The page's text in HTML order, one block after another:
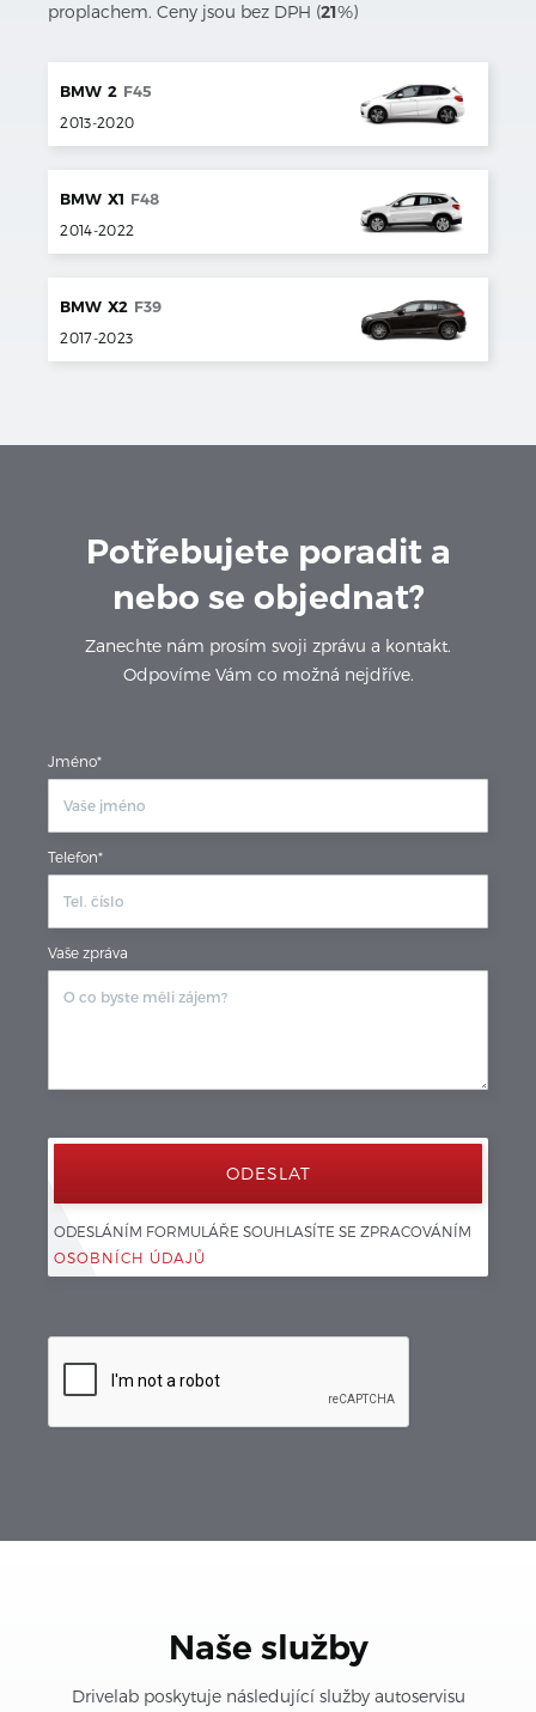
proplachem. Ceny jsou bez DPH (21%)
BMW 2 F45
2013-2020
BMW X1 F48
2014-2022
BMW X2 F39
2017-2023
Potřebujete poradit a
nebo se objednat?
Zanechte nám prosím svoji zprávu a kontakt.
Odpovíme Vám co možná nejdříve.
Jméno*
Telefon*
Vaše zpráva
ODESLÁNÍM FORMULÁŘE SOUHLASÍTE SE ZPRACOVÁNÍM
OSOBNÍCH ÚDAJŮ
Naše služby
Drivelab poskytuje následující služby autoservisu